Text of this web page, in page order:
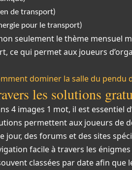
de transport)
pour le transport)
seulement le thème mensuel
ce qui permet aux joueurs
dominer la salle du pendu
les solutions
4 images 1 mot, il est essentiel
permettent aux joueurs de
jour, des forums et des sites
facile à travers les
classées par date afin